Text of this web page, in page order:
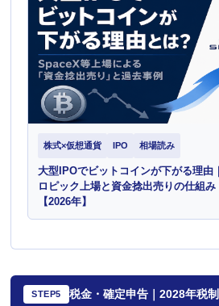
株式×仮想通貨 IPO 相場読み
大型IPOでビットコインが下がる理由
ロピック上場と資金捻出売りの仕組
【2026年】
STEP5 税金・確定申告｜2028年税